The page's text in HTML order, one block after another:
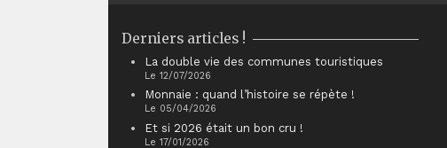
Derniers articles !
La double vie des communes touristiques
Le 12/07/2026
Monnaie : quand l’histoire se répète !
Le 05/04/2026
Et si 2026 était un bon cru !
Le 17/01/2026